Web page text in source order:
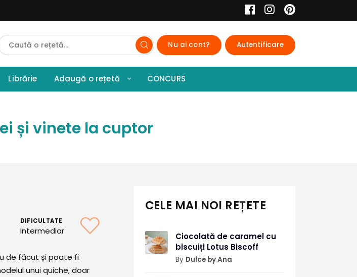
Retete
Nu ai cont? Autentificare
Librărie Adaugă o rețetă CONCURS
și vinete la cuptor
DIFICULTATE
Intermediar
de făcut și poate fi
unui quiche, doar
CELE MAI NOI REȚETE
Ciocolată de caramel cu
biscuiți Lotus Biscoff
By Dulce by Ana